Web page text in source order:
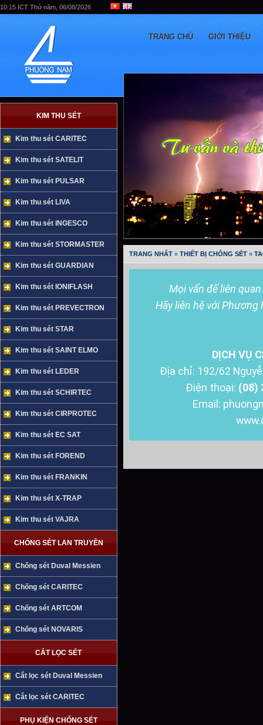
10:15 ICT Thứ năm, 06/08/2026
TRANG CHỦ GIỚI THIỆU
KIM THU SÉT
Kim thu sét CARITEC
Kim thu sét SATELIT
Kim thu sét PULSAR
Kim thu sét LIVA
Kim thu sét INGESCO
Kim thu sét STORMASTER
Kim thu sét GUARDIAN
Kim thu sét IONIFLASH
Kim thu sét PREVECTRON
Kim thu sét STAR
Kim thu sét SAINT ELMO
Kim thu sét LEDER
Kim thu sét SCHIRTEC
Kim thu sét CIRPROTEC
Kim thu sét EC SAT
Kim thu sét FOREND
Kim thu sét FRANKIN
Kim thu sét X-TRAP
Kim thu sét VAJRA
CHỐNG SÉT LAN TRUYỀN
Chống sét Duval Messien
Chống sét CARITEC
Chống sét ARTCOM
Chống sét NOVARIS
CẮT LỌC SÉT
Cắt lọc sét Duval Messien
Cắt lọc sét CARITEC
PHỤ KIỆN CHỐNG SÉT
TRANG NHẤT » THIẾT BỊ CHỐNG SÉT »
Mọi vấn đế liên
Hãy liên hệ với
DỊCH VỤ
Địa chỉ: 192/62
Điện thoại: (08)
Email: